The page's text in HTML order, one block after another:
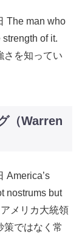
The man who
of it.
さを知ってい
（Warren
America’s
nostrums but
メリカ大統領
策ではなく常